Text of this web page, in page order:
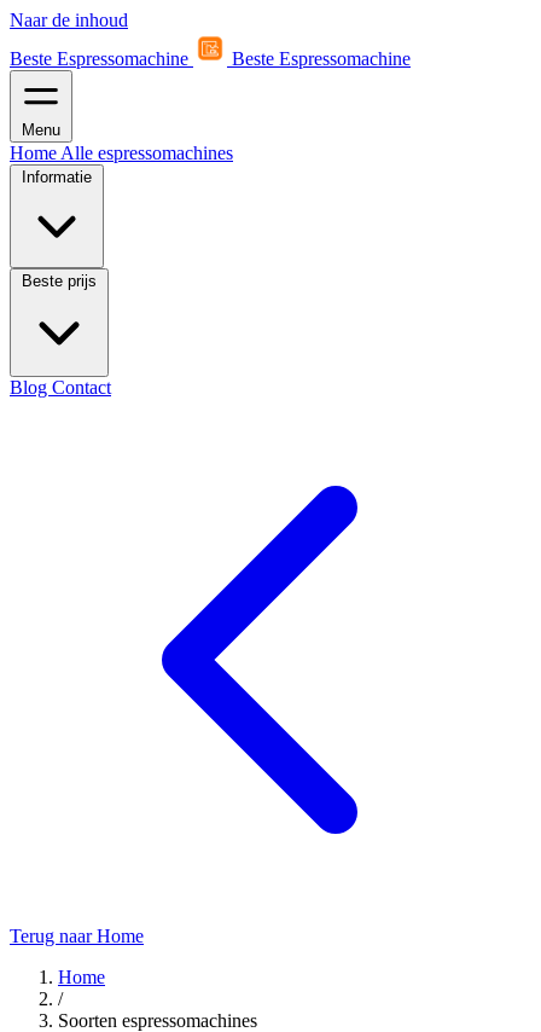
Naar de inhoud
Beste Espressomachine
Beste Espressomachine
Menu
Home Alle espressomachines
Informatie
Beste prijs
Blog Contact
Terug naar Home
Home
/
Soorten espressomachines